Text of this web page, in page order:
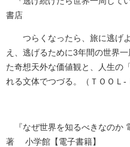
書店
つらくなったら、旅に逃げよ
え、逃げるために3年間の世界
た奇想天外な価値観と、人生の
れる文体でつづる。（ＴＯＯＬ-
『なぜ世界を知るべきなの
著 小学館【電子書籍】